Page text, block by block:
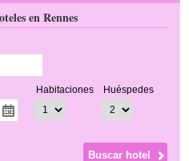
en Rennes
Habitaciones Huéspedes